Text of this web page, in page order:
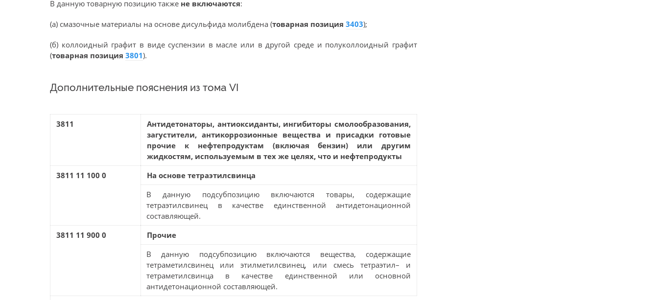
В данную товарную позицию также не включаются:
(а) смазочные материалы на основе дисульфида молибдена (товарная позиция 3403);
(б) коллоидный графит в виде суспензии в масле или в другой среде и полуколлоидный графит
(товарная позиция 3801).
Дополнительные пояснения из тома VI
3811
Антидетонаторы, антиоксиданты, ингибиторы смолообразования,
загустители, антикоррозионные вещества и присадки готовые
прочие к нефтепродуктам (включая бензин) или другим
жидкостям, используемым в тех же целях, что и нефтепродукты
3811 11 100 0
На основе тетраэтилсвинца
В данную подсубпозицию включаются товары, содержащие
тетраэтилсвинец в качестве единственной антидетонационной
составляющей.
3811 11 900 0
Прочие
В данную подсубпозицию включаются вещества, содержащие
тетраметилсвинец или этилметилсвинец, или смесь тетраэтил– и
тетраметилсвинца в качестве единственной или основной
антидетонационной составляющей.